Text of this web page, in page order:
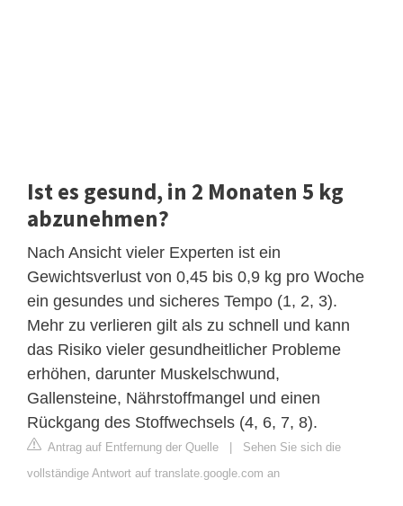
Ist es gesund, in 2 Monaten 5 kg
abzunehmen?
Nach Ansicht vieler Experten ist ein
Gewichtsverlust von 0,45 bis 0,9 kg pro Woche
ein gesundes und sicheres Tempo (1, 2, 3).
Mehr zu verlieren gilt als zu schnell und kann
das Risiko vieler gesundheitlicher Probleme
erhöhen, darunter Muskelschwund,
Gallensteine, Nährstoffmangel und einen
Rückgang des Stoffwechsels (4, 6, 7, 8).
Antrag auf Entfernung der Quelle | Sehen Sie sich die
vollständige Antwort auf translate.google.com an